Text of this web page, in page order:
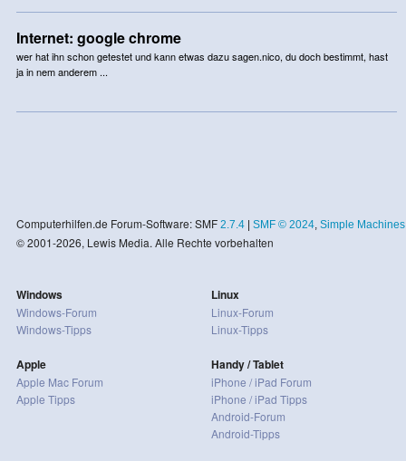
Internet: google chrome
wer hat ihn schon getestet und kann etwas dazu sagen.nico, du doch bestimmt, hast
ja in nem anderem ...
Computerhilfen.de Forum-Software: SMF 2.7.4| SMF © 2024, Simple Machines
© 2001-2026, Lewis Media. Alle Rechte vorbehalten
Windows
Windows-Forum
Windows-Tipps
Apple
Apple Mac Forum
Apple Tipps
Linux
Linux-Forum
Linux-Tipps
Handy / Tablet
iPhone / iPad Forum
iPhone / iPad Tipps
Android-Forum
Android-Tipps